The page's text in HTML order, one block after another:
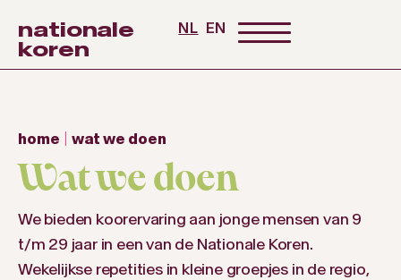
nationale
koren
NL EN
home wat we doen
Wat we doen
We bieden koorervaring aan jonge mensen van 9
t/m 29 jaar in een van de Nationale Koren.
Wekelijkse repetities in kleine groepjes in de regio,